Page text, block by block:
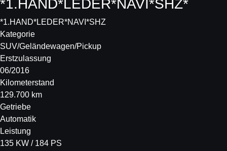
*1.HAND*LEDER*NAVI*SHZ*
*1.HAND*LEDER*NAVI*SHZ
Kategorie
SUV/Geländewagen/Pickup
Erstzulassung
06/2016
Kilometerstand
129.700 km
Getriebe
Automatik
Leistung
135 KW / 184 PS